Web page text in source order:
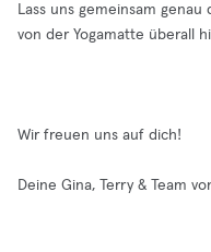
Lass uns gemeinsam
von der Yogamatte überall
Wir freuen uns auf dich!
Deine Gina, Terry & Team